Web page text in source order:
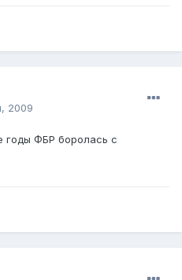
2009
годы ФБР боролась с